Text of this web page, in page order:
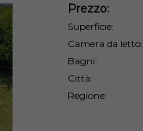
Prezzo:
Superficie:
Camera da letto:
Bagni:
Città:
Regione: